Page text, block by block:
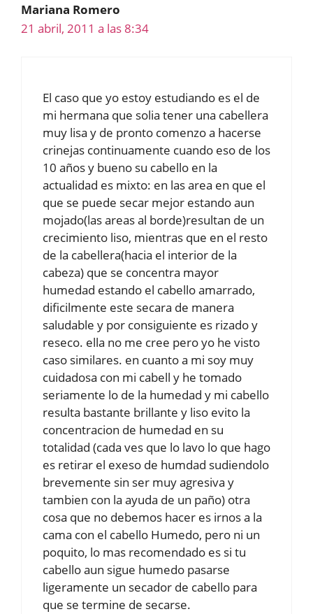
Mariana Romero
21 abril, 2011 a las 8:34
El caso que yo estoy estudiando es el de
mi hermana que solia tener una cabellera
muy lisa y de pronto comenzo a hacerse
crinejas continuamente cuando eso de los
10 años y bueno su cabello en la
actualidad es mixto: en las area en que el
que se puede secar mejor estando aun
mojado(las areas al borde)resultan de un
crecimiento liso, mientras que en el resto
de la cabellera(hacia el interior de la
cabeza) que se concentra mayor
humedad estando el cabello amarrado,
dificilmente este secara de manera
saludable y por consiguiente es rizado y
reseco. ella no me cree pero yo he visto
caso similares. en cuanto a mi soy muy
cuidadosa con mi cabell y he tomado
seriamente lo de la humedad y mi cabello
resulta bastante brillante y liso evito la
concentracion de humedad en su
totalidad (cada ves que lo lavo lo que hago
es retirar el exeso de humdad sudiendolo
brevemente sin ser muy agresiva y
tambien con la ayuda de un paño) otra
cosa que no debemos hacer es irnos a la
cama con el cabello Humedo, pero ni un
poquito, lo mas recomendado es si tu
cabello aun sigue humedo pasarse
ligeramente un secador de cabello para
que se termine de secarse.